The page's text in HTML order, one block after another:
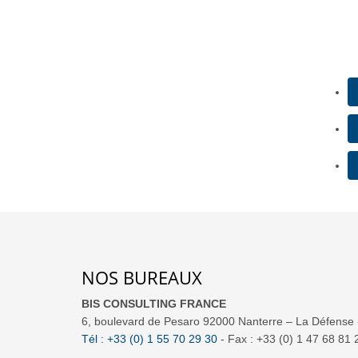
NOS BUREAUX
BIS CONSULTING FRANCE
6, boulevard de Pesaro 92000 Nanterre – La Défense
Tél : +33 (0) 1 55 70 29 30 - Fax : +33 (0) 1 47 68 81